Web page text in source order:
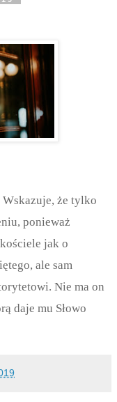
Wskazuje, że tylko
ponieważ
jak o
ale sam
Nie ma on
daje mu Słowo